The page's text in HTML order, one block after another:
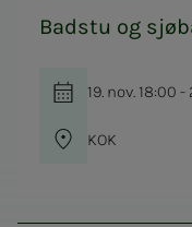
Badstu og
19. nov. 18:00
KOK